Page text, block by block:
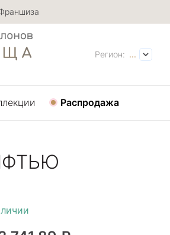
Регион: ...
Распродажа